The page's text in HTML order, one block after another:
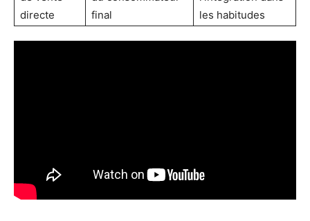
directe
final
les habitudes